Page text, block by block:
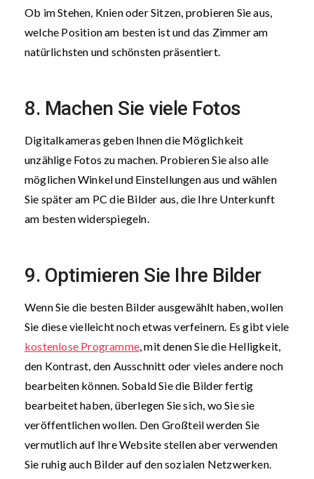
Ob im Stehen, Knien oder Sitzen, probieren Sie aus,
welche Position am besten ist und das Zimmer am
natürlichsten und schönsten präsentiert.
8. Machen Sie viele Fotos
Digitalkameras geben Ihnen die Möglichkeit
unzählige Fotos zu machen. Probieren Sie also alle
möglichen Winkel und Einstellungen aus und wählen
Sie später am PC die Bilder aus, die Ihre Unterkunft
am besten widerspiegeln.
9. Optimieren Sie Ihre Bilder
Wenn Sie die besten Bilder ausgewählt haben, wollen
Sie diese vielleicht noch etwas verfeinern. Es gibt viele
kostenlose Programme, mit denen Sie die Helligkeit,
den Kontrast, den Ausschnitt oder vieles andere noch
bearbeiten können. Sobald Sie die Bilder fertig
bearbeitet haben, überlegen Sie sich, wo Sie sie
veröffentlichen wollen. Den Großteil werden Sie
vermutlich auf Ihre Website stellen aber verwenden
Sie ruhig auch Bilder auf den sozialen Netzwerken.